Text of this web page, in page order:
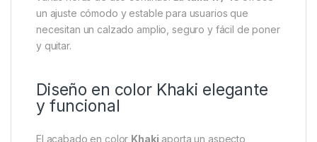
una opción ligera y confortable para utilizar durante
largas jornadas, ya sea pescando, realizando
trabajos de jardinería, disfrutando de una escapada
Su diseño ergonómico proporciona un excelente
ajuste al pie, favoreciendo una pisada natural y